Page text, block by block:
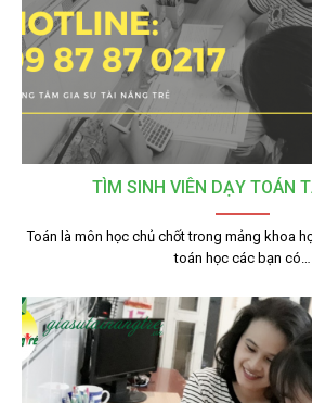
TÌM SINH VIÊN DẠY TOÁN
Toán là môn học chủ chốt trong mảng khoa
toán học các bạn có…